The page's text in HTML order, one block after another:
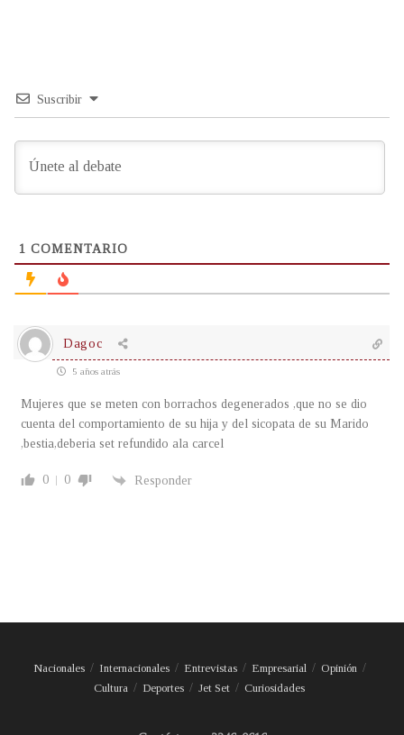
Suscribir
1 COMENTARIO
Dagoc
5 años atrás
Mujeres que se meten con borrachos degenerados ,que no se dio
cuenta del comportamiento de su hija y del sicopata de su Marido
,bestia,deberia set refundido ala carcel
0 0 Responder
Nacionales Internacionales Entrevistas Empresarial
Opinión
Cultura
Deportes Jet Set Curiosidades